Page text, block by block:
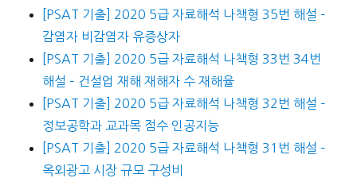
[PSAT 기출] 2020 5급 자료해석 나책형 35번 해설 –
감염자 비감염자 유증상자
[PSAT 기출] 2020 5급 자료해석 나책형 33번 34번
해설 – 건설업 재해 재해자 수 재해율
[PSAT 기출] 2020 5급 자료해석 나책형 32번 해설 –
정보공학과 교과목 점수 인공지능
[PSAT 기출] 2020 5급 자료해석 나책형 31번 해설 –
옥외광고 시장 규모 구성비